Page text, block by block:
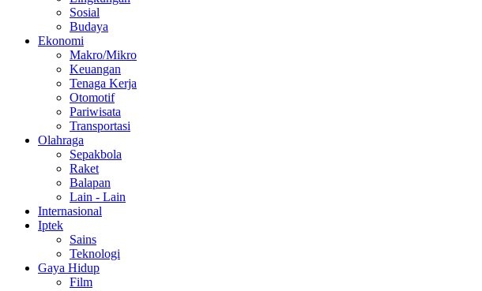
Sosial
Budaya
Ekonomi
Makro/Mikro
Keuangan
Tenaga Kerja
Otomotif
Pariwisata
Transportasi
Olahraga
Sepakbola
Raket
Balapan
Lain - Lain
Internasional
Iptek
Sains
Teknologi
Gaya Hidup
Film